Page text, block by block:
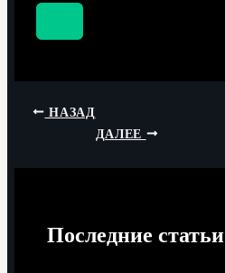
НАЗАД
ДАЛЕЕ
Последние статьи